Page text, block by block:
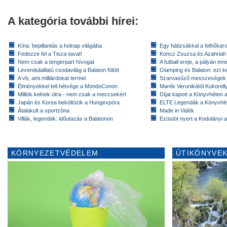
A kategória további hírei:
Kína: bepillantás a holnap világába
Fedezze fel a Tisza-tavat!
Nem csak a tengerpart hívogat
Levendulaillatú csodavilág a Balaton fölött
A vb, ami milliárdokat termel
Élményekkel teli hétvége a MondoConon
Milliók kelnek útra - nem csak a meccsekért
Japán és Korea beköltözik a Hungexpóra
Átalakult a sportzóna
Villák, legendák: időutazás a Balatonon
Egy hátizsákkal a
Koncz Zsuzsa és
A futball ereje, a pályán
Glamping és Balaton: ezt
Szarvasűző messzeségek
Marék Veronikától
Díjat kapott a Könyvhéten
ELTE Legendák a
Made in Vidék
Ezüstöt nyert a Kodolányi
KÖRNYEZETVÉDELEM